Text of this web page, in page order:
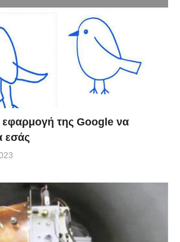
της Google να
εσάς